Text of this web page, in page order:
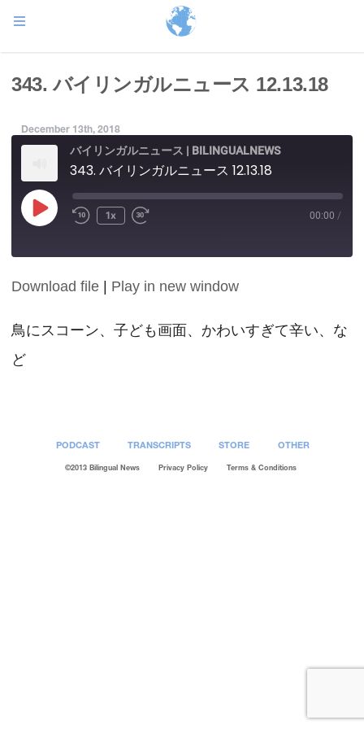
343. バイリンガルニュース 12.13.18
December 13th, 2018
バイリンガルニュース | BILINGUALNEWS
343. バイリンガルニュース 12.13.18
Play
Episode
1x 00:00 /
SHARE
LINK
Download file Play in new window
鳥にスコーン、子ども画面、かわいすぎて辛い、な
ど
PODCAST TRANSCRIPTS STORE OTHER
©2013 Bilingual News Privacy Policy Terms & Conditions